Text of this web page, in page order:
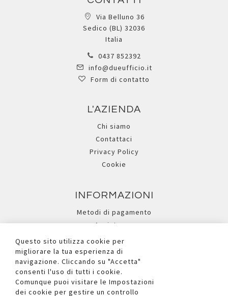
Via Belluno 36
Sedico (BL) 32036
Italia
0437 852392
info@dueufficio.it
Form di contatto
L'AZIENDA
Chi siamo
Contattaci
Privacy Policy
Cookie
INFORMAZIONI
Metodi di pagamento
Assistenza
Ricerca avanzata
I NOSTRI SOCIAL
Questo sito utilizza cookie per
migliorare la tua esperienza di
navigazione. Cliccando su "Accetta"
consenti l'uso di tutti i cookie.
Comunque puoi visitare le Impostazioni
dei cookie per gestire un controllo